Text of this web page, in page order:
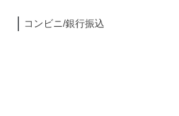
コンビニ/銀行振込